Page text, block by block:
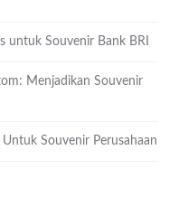
untuk Souvenir Bank BRI
Menjadikan Souvenir
Souvenir Perusahaan